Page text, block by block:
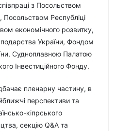
з Посольством
Посольством Республіці
економічного розвитку,
України, Фондом
Судноплавною Палатою
Інвестиційного Фонду.
пленарну частину, в
перспективи та
кіпрського
секцію Q&A та